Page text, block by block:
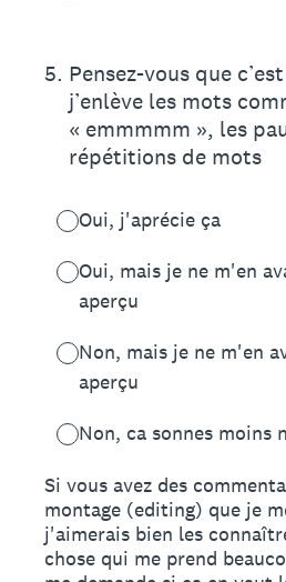
5. Pensez-vous que
j’enlève les mots
« emmmmm », les
répétitions de mots
Oui, j'aprécie ça
Oui, mais je ne m'en
aperçu
Non, mais je ne m'en
aperçu
Non, ca sonnes moins
Si vous avez des
montage (editing) que je
j'aimerais bien les
chose qui me prend